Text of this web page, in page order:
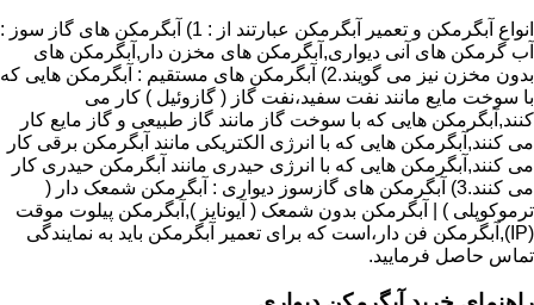
انواع آبگرمکن و تعمیر آبگرمکن عبارتند از : 1) آبگرمکن های گاز سوز :
آب گرمکن های آنی دیواری,آبگرمکن های مخزن دار,آبگرمکن های
بدون مخزن نیز می گویند.2) آبگرمکن های مستقیم : آبگرمکن هایی که
با سوخت مایع مانند نفت سفید،نفت گاز ( گازوئیل ) کار می
کنند,آبگرمکن هایی که با سوخت گاز مانند گاز طبیعی و گاز مایع کار
می کنند,آبگرمکن هایی که با انرژی الکتریکی مانند آبگرمکن برقی کار
می کنند,آبگرمکن هایی که با انرژی حیدری مانند آبگرمکن حیدری کار
می کنند.3) آبگرمکن های گازسوز دیواری : آبگرمکن شمعک دار (
ترموکوپلی ) | آبگرمکن بدون شمعک ( آیونایز ),آبگرمکن پیلوت موقت
(IP),آبگرمکن فن دار،است که برای تعمیر آبگرمکن باید به نمایندگی
تماس حاصل فرمایید.